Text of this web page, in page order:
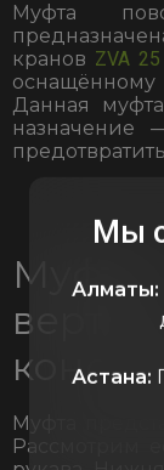
Муфта
кранов ZVA
Данная
назначение
Муфта
Рассмотрим
Мы
Алматы:
Астана: